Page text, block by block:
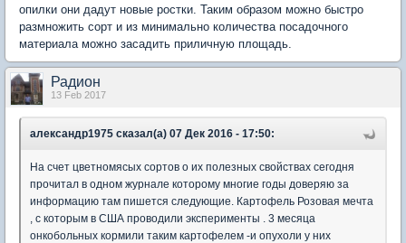
опилки они дадут новые ростки. Таким образом можно быстро
размножить сорт и из минимально количества посадочного
материала можно засадить приличную площадь.
Радион
13 Feb 2017
александр1975 сказал(а) 07 Дек 2016 - 17:50:
На счет цветномясых сортов о их полезных свойствах сегодня
прочитал в одном журнале которому многие годы доверяю за
информацию там пишется следующие. Картофель Розовая мечта
, с которым в США проводили эксперименты . 3 месяца
онкобольных кормили таким картофелем -и опухоли у них